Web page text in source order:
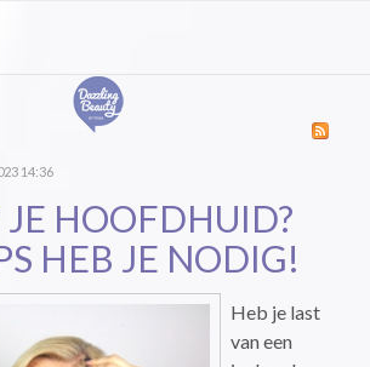
14:36
JE HOOFDHUID?
HEB JE NODIG!
Heb je last
van een